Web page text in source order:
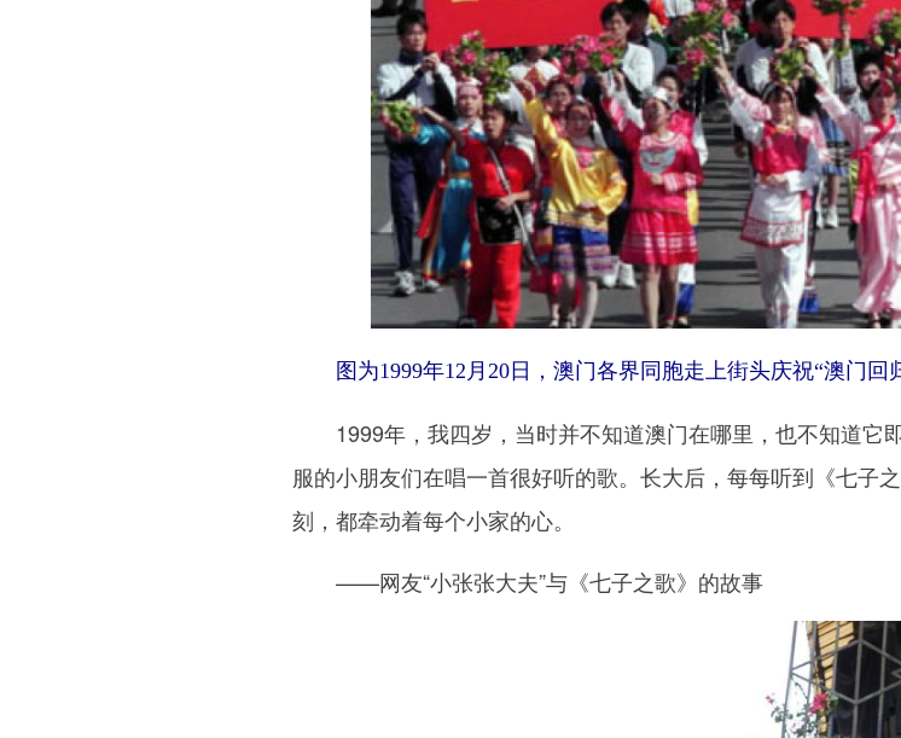
图为1999年12月20日，澳门各界同胞走上街头庆祝“澳门回
1999年，我四岁，当时并不知道澳门在哪里，也不知道它
服的小朋友们在唱一首很好听的歌。长大后，每每听到《七子
刻，都牵动着每个小家的心。
——网友“小张张大夫”与《七子之歌》的故事